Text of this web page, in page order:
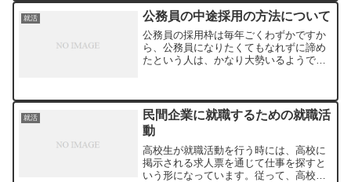
員のメリットを理解しているのかは疑問
が残ります。時給を確認す...
就活 公務員の中途採用の方法について
公務員の採用枠は毎年ごくわずかですか
ら、公務員になりたくてもなれずに諦め
たという人は、かなり大勢いるようで
す。公務員試験に合格できれば、一旦は
民間企業に就職していた人で...
就活
民間企業に就職するための就職活
動
高校生が就職活動を行う時には、高校に
掲示される求人票を通じて仕事を探すと
いう形になっています。従って、高校生